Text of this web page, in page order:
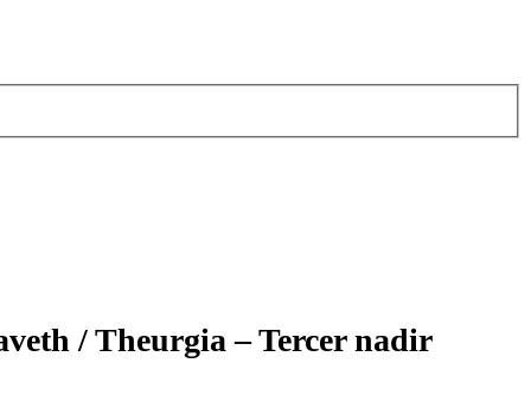
/ Theurgia – Tercer nadir